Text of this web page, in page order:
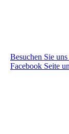
Besuchen Sie
Facebook Seite